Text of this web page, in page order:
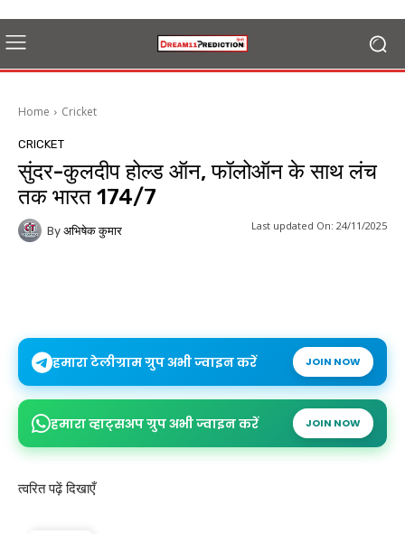
Home Cricket
CRICKET
सुंदर-कुलदीप होल्ड ऑन, फॉलोऑन के साथ लंच
तक भारत 174/7
By अभिषेक कुमार Last updated On: 24/11/2025
हमारा टेलीग्राम ग्रुप अभी ज्वाइन करें JOIN NOW
हमारा व्हाट्सअप ग्रुप अभी ज्वाइन करें JOIN NOW
त्वरित पढ़ें दिखाएँ